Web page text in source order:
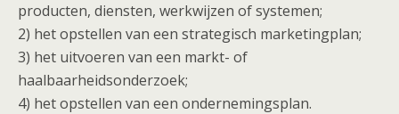
producten, diensten, werkwijzen of systemen;
2) het opstellen van een strategisch marketingplan;
3) het uitvoeren van een markt- of
haalbaarheidsonderzoek;
4) het opstellen van een ondernemingsplan.